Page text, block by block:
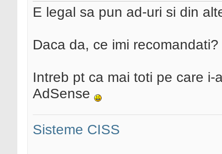
E legal sa pun ad-uri si din
Daca da, ce imi recomandati?
Intreb pt ca mai toti pe care
AdSense
Sisteme CISS